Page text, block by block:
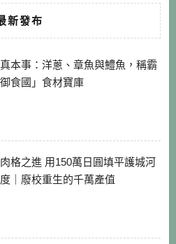
新發布
本事：洋蔥、章魚與鱧魚，稱霸
食國」食材寶庫
格之進 用150萬日圓填平護城河
｜廢校重生的千萬產值